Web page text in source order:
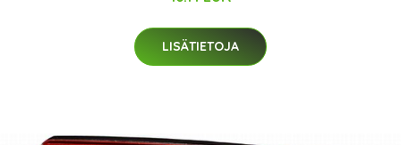
LISÄTIETOJA